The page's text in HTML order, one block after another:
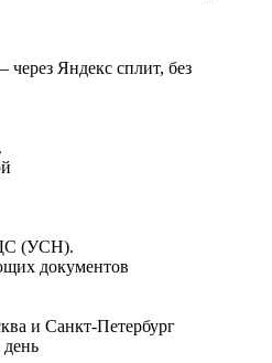
через Яндекс сплит, без
(УСН).
документов
и Санкт-Петербург